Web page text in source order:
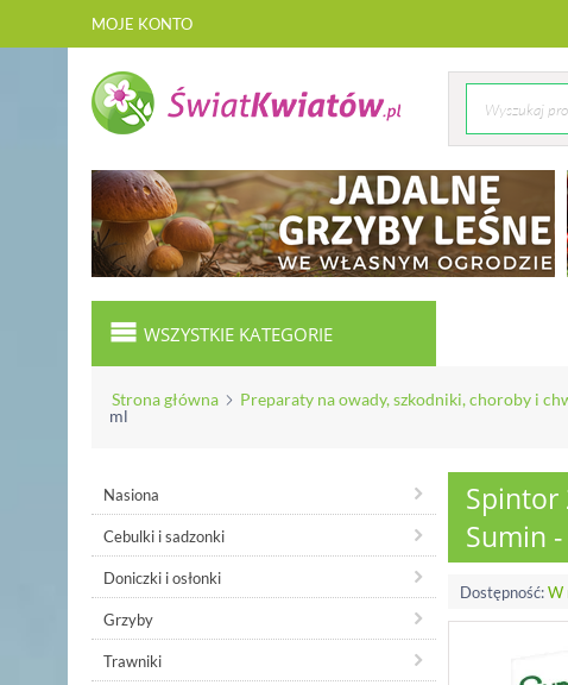
MOJE KONTO
WSZYSTKIE KATEGORIE
Strona główna Preparaty na owady, szkodniki, choroby i
ml
Nasiona
Cebulki i sadzonki
Doniczki i osłonki
Grzyby
Trawniki
Spintor
Sumin
Dostępność:W